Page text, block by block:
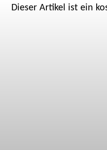
Dieser Artikel ist ein